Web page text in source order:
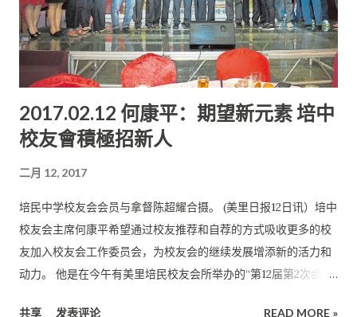
2017.02.12 何康平：期望新元素 培中
校友會積極招新人
二月 12, 2017
培民中学校友会会员与拿督陈超耀合摄。 (美里日报12日讯）培中
校友会主席何康平希望通过校友推荐和自荐的方式吸收更多的校
友加入校友会工作委员会，为校友会的继续发展增添新的活力和
动力。 他是在今午有美里培民校友会所举办的“第12届第2次会员
共享 发表评论 READ MORE »